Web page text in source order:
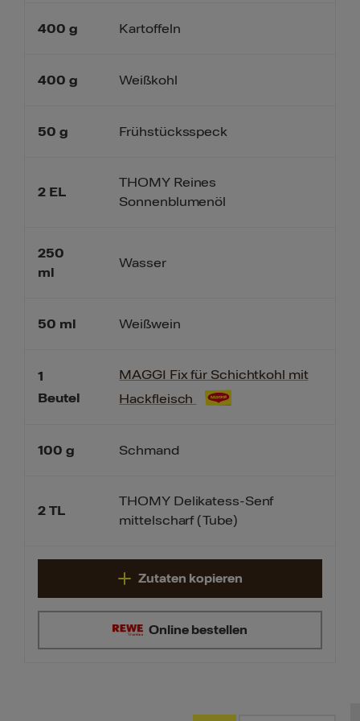
400 g
400 g
50 g
2 EL
250
ml
50 ml
1
Beutel
100 g
2 TL
Kartoffeln
Weißkohl
Frühstücksspeck
THOMY Reines
Sonnenblumenöl
Wasser
Weißwein
MAGGI Fix für Schichtkohl mit
Hackfleisch
Schmand
THOMY Delikatess-Senf
mittelscharf (Tube)
Online bestellen
Zutaten kopieren